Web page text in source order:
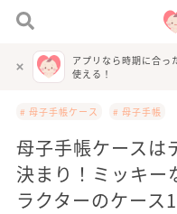
アプリなら時期に合っ
使える！
# 母子手帳ケース # 母子手帳
母子手帳ケースは
決まり！ミッキー
ラクターのケース